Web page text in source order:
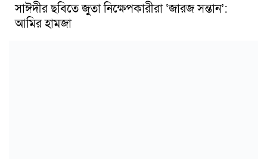
সাঈদীর ছবিতে জুতা নিক্ষেপকারীরা ‘জারজ সন্তান’:
আমির হামজা